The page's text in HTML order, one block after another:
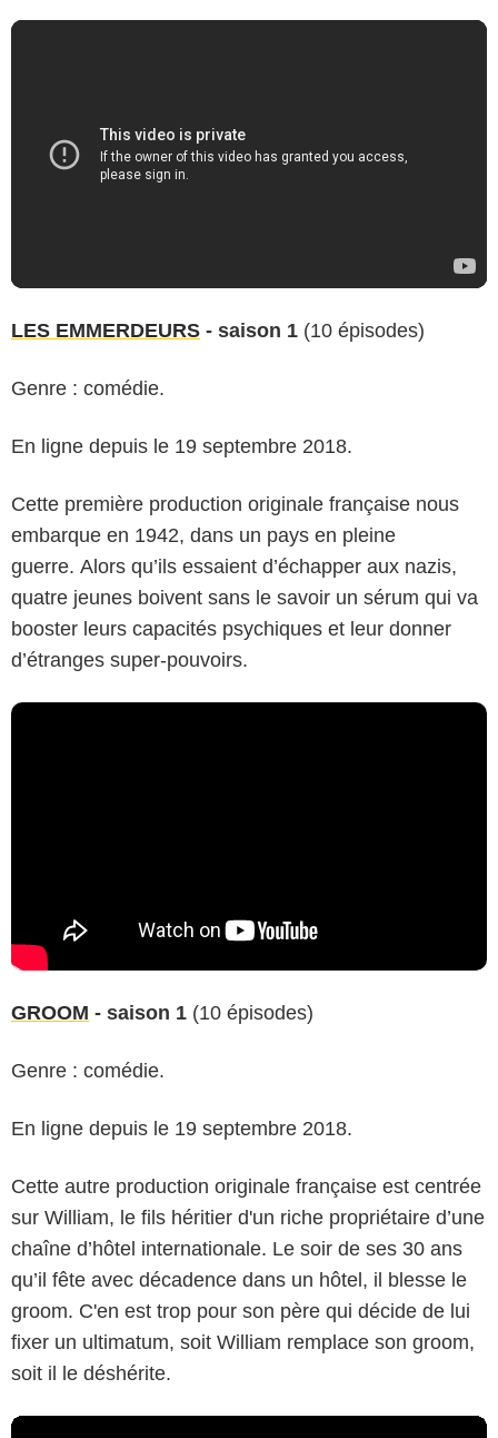
LES EMMERDEURS - saison 1 (10 épisodes)
Genre : comédie.
En ligne depuis le 19 septembre 2018.
Cette première production originale française nous
embarque en 1942, dans un pays en pleine
guerre. Alors qu’ils essaient d’échapper aux nazis,
quatre jeunes boivent sans le savoir un sérum qui va
booster leurs capacités psychiques et leur donner
d’étranges super-pouvoirs​.
GROOM - saison 1 (10 épisodes)
Genre : comédie.
En ligne depuis le 19 septembre 2018.
Cette autre production originale française est centrée
sur William, le fils héritier d'un riche propriétaire d’une
chaîne d’hôtel internationale. Le soir de ses 30 ans
qu’il fête avec décadence dans un hôtel, il blesse le
groom. C'en est trop pour son père qui décide de lui
fixer un ultimatum, soit William remplace son groom,
soit il le déshérite.